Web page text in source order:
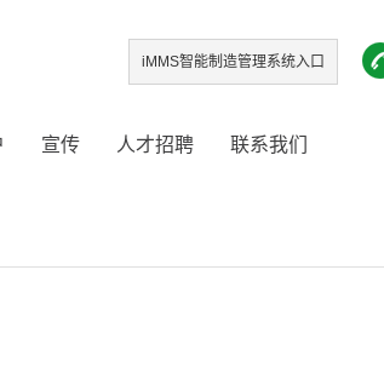
iMMS智能制造管理系统入口
宣传 人才招聘 联系我们